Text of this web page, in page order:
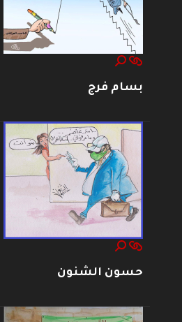
بسام فرج
حسون الشنون